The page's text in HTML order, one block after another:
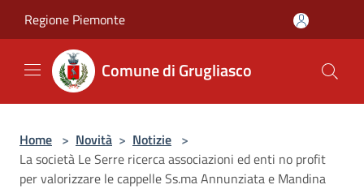
Regione Piemonte
Comune di Grugliasco
Home > Novità > Notizie >
La società Le Serre ricerca associazioni ed enti no profit
per valorizzare le cappelle Ss.ma Annunziata e Mandina